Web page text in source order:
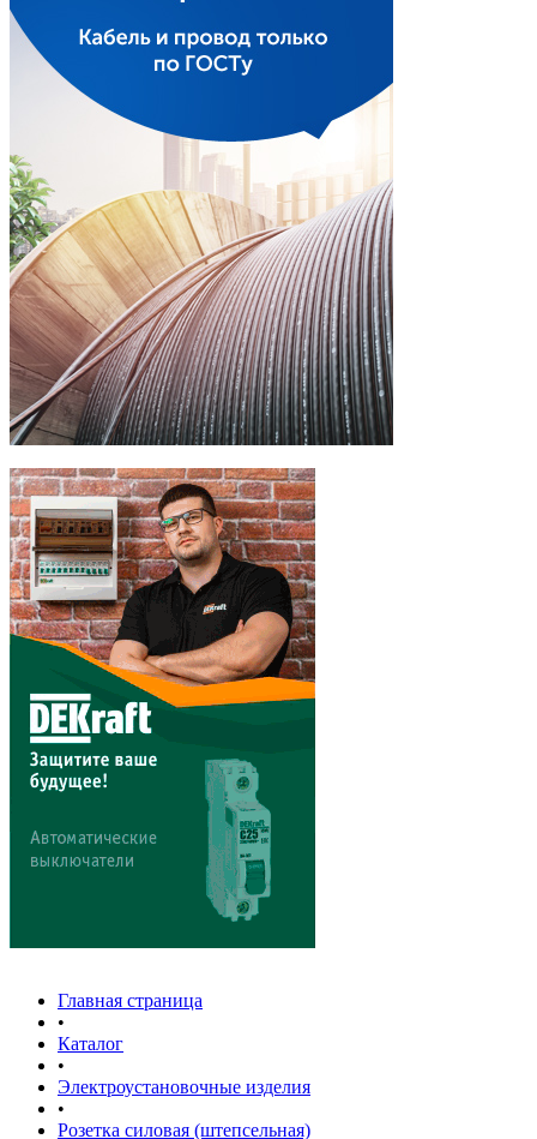
Главная страница
•
Каталог
•
Электроустановочные изделия
•
Розетка силовая (штепсельная)